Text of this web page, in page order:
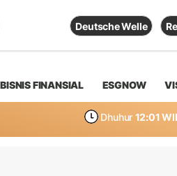
Deutsche Welle
BISNIS FINANSIAL ESGNOW
Dhuhur 12:01